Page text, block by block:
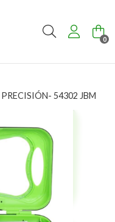
Buscar 0
54302 JBM